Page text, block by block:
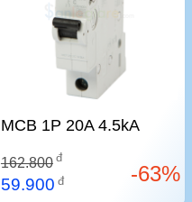
MCB 1P 20A 4.5kA
162.800 đ
59.900 đ -63%